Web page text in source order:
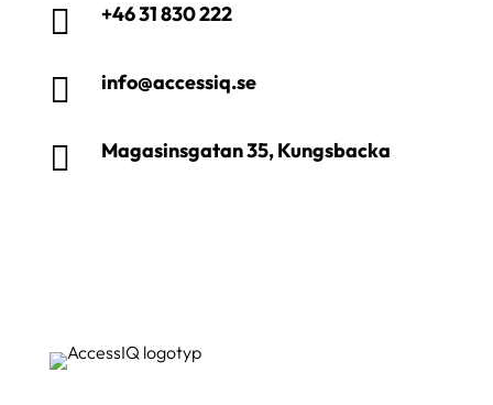
 +46 31 830 222
 info@accessiq.se
 Magasinsgatan 35, Kungsbacka